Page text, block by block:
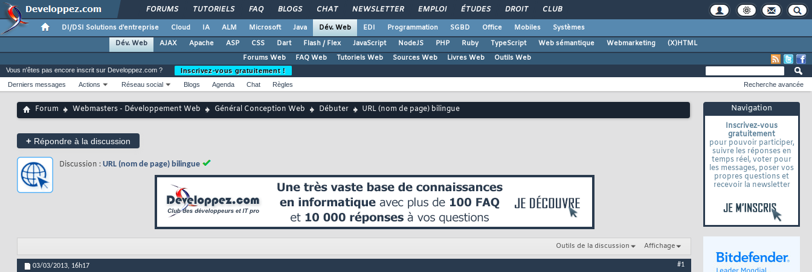
FORUMS TUTORIELS FAQ BLOGS CHAT NEWSLETTER EMPLOI ÉTUDES DROIT CLUB
DI/DSI Solutions d'entreprise Cloud IA ALM Microsoft Java Dév. Web EDI Programmation SGBD Office Mobiles
Systèmes
Dév. Web
AJAX Apache ASP CSS Dart Flash / Flex JavaScript NodeJS PHP Ruby TypeScript Web sémantique Webmarketing
(X)HTML
Forums Web
FAQ Web Tutoriels Web Sources Web Livres Web Outils Web
Navigation
Inscrivez-vous
gratuitement
pour pouvoir participer,
suivre les réponses en
temps réel, voter pour
les messages, poser vos
propres questions et
recevoir la newsletter
Vous n'êtes pas encore inscrit sur Developpez.com ?
Inscrivez-vous gratuitement !
Derniers messages
Actions Réseau social Blogs Agenda Chat Règles Recherche avancée
Forum Webmasters - Développement Web Général Conception Web Débuter URL (nom de page) bilingue
+ Répondre à la discussion
Discussion : URL (nom de page) bilingue
Outils de la discussion Affichage
03/03/2013, 16h17 #1